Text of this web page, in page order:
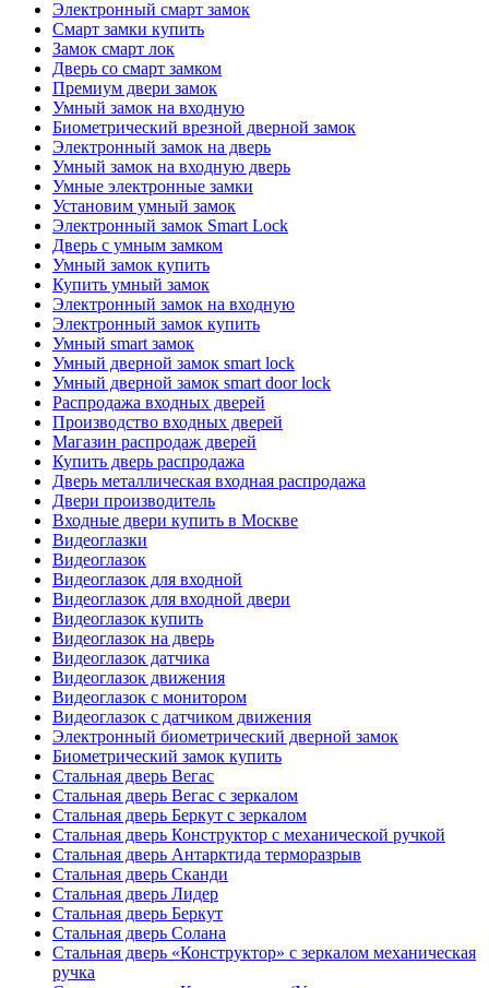
Электронный смарт замок
Смарт замки купить
Замок смарт лок
Дверь со смарт замком
Премиум двери замок
Умный замок на входную
Биометрический врезной дверной замок
Электронный замок на дверь
Умный замок на входную дверь
Умные электронные замки
Установим умный замок
Электронный замок Smart Lock
Дверь с умным замком
Умный замок купить
Купить умный замок
Электронный замок на входную
Электронный замок купить
Умный smart замок
Умный дверной замок smart lock
Умный дверной замок smart door lock
Распродажа входных дверей
Производство входных дверей
Магазин распродаж дверей
Купить дверь распродажа
Дверь металлическая входная распродажа
Двери производитель
Входные двери купить в Москве
Видеоглазки
Видеоглазок
Видеоглазок для входной
Видеоглазок для входной двери
Видеоглазок купить
Видеоглазок на дверь
Видеоглазок датчика
Видеоглазок движения
Видеоглазок с монитором
Видеоглазок с датчиком движения
Электронный биометрический дверной замок
Биометрический замок купить
Стальная дверь Вегас
Стальная дверь Вегас с зеркалом
Стальная дверь Беркут с зеркалом
Стальная дверь Конструктор с механической ручкой
Стальная дверь Антарктида терморазрыв
Стальная дверь Сканди
Стальная дверь Лидер
Стальная дверь Беркут
Стальная дверь Солана
Стальная дверь «Конструктор» с зеркалом механическая
ручка